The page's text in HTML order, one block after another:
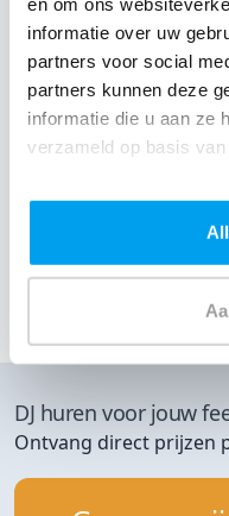
informatie over uw
partners voor social
partners kunnen deze
informatie die u aan ze
verzameld op basis
Ernst had
om onze
meegenomen
aangepast
zoals
geworden na
Toon
DJ huren voor jouw
Ontvang direct prijzen